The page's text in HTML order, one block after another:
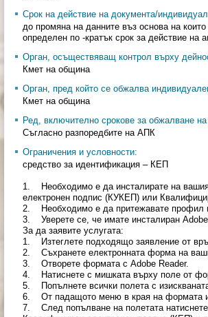
Срок на действие на документа/
до промяна на данните въз основа на
определен по -кратък срок за действие на
Орган, осъществяващ контрол върху
Кмет на община
Орган, пред който се обжалва
Кмет на община
Ред, включително срокове за обжалване
Съгласно разпоредбите на АПК
Ограничения и условности:
средство за идентификация – КЕП
1. Необходимо е да инсталирате на
електронен подпис (КУКЕП) или
2. Необходимо е да притежавате профил
3. Уверете се, че имате инсталиран Adobe
За да заявите услугата:
1. Изтеглете подходящо заявление от
2. Съхранете електронната форма на
3. Отворете формата с Adobe Reader.
4. Натиснете с мишката върху поле от
5. Попълнете всички полета с
6. От падащото меню в края на формата
7. След попълване на полетата